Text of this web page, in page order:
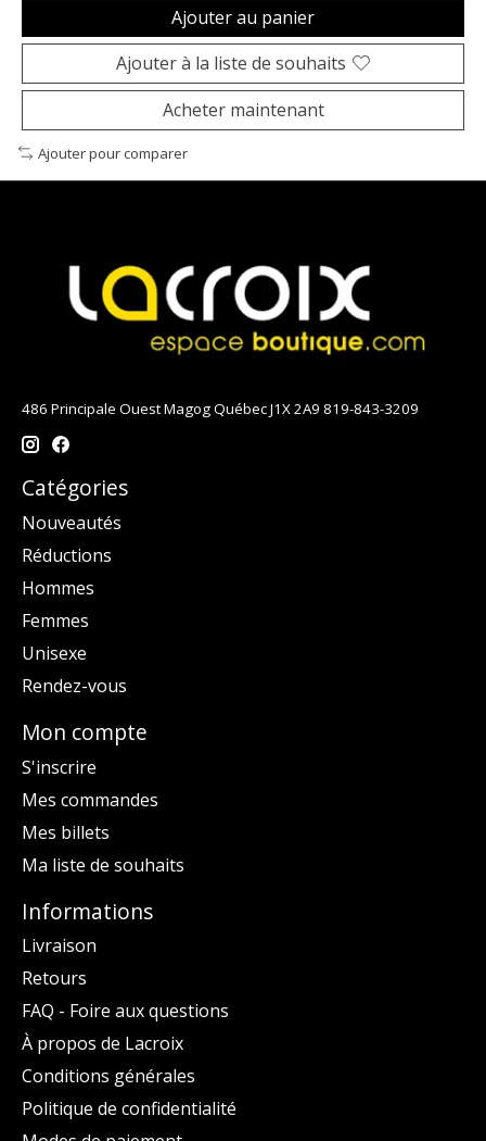
Ajouter au panier
Ajouter à la liste de souhaits
Acheter maintenant
Ajouter pour comparer
486 Principale Ouest Magog Québec J1X 2A9 819-843-3209
Catégories
Nouveautés
Réductions
Hommes
Femmes
Unisexe
Rendez-vous
Mon compte
S'inscrire
Mes commandes
Mes billets
Ma liste de souhaits
Informations
Livraison
Retours
FAQ - Foire aux questions
À propos de Lacroix
Conditions générales
Politique de confidentialité